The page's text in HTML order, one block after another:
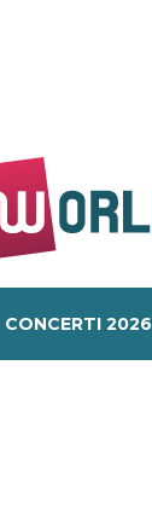
CONCERTI 2026